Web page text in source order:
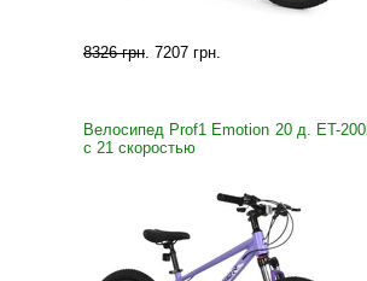
8326 грн. 7207 грн.
Велосипед Prof1 Emotion 20 д. ET-
с 21 скоростью